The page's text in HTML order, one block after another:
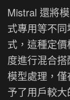
Mistral 還將
式專用等不
式，這種定
度進行混合
模型處理，
予了用戶較